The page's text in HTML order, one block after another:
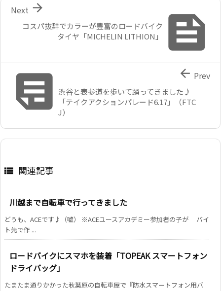

コスパ抜群でカラーが豊富のロードバイク
タイヤ「MICHELIN LITHION」

Next
渋谷と表参道を歩いて踊ってきました♪
「テイクアクションパレード6.17」（FTC
J）
 Prev
 関連記事
川越まで自転車で行ってきました
どうも、ACEです♪（嘘） ※ACEユースアカデミー参加者の子が バイ
ト先で作 ...
ロードバイクにスマホを装着「TOPEAK スマートフォン
ドライバッグ」
たまたま通りかかった秋葉原の自転車屋で『防水スマートフォン用バ